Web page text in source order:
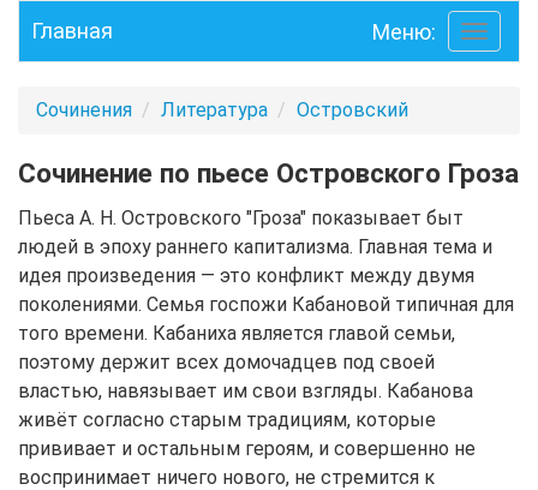
Toggle
Главная Меню:
Сочинения Литература Островский
Сочинение по пьесе Островского Гроза
Пьеса А. Н. Островского "Гроза" показывает быт
людей в эпоху раннего капитализма. Главная тема и
идея произведения — это конфликт между двумя
поколениями. Семья госпожи Кабановой типичная для
того времени. Кабаниха является главой семьи,
поэтому держит всех домочадцев под своей
властью, навязывает им свои взгляды. Кабанова
живёт согласно старым традициям, которые
прививает и остальным героям, и совершенно не
воспринимает ничего нового, не стремится к